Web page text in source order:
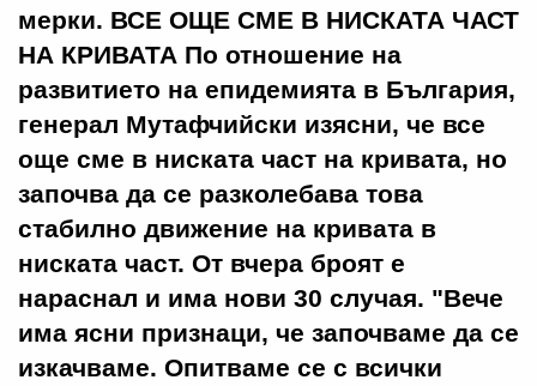
мерки. ВСЕ ОЩЕ СМЕ В НИСКАТА ЧАСТ
НА КРИВАТА По отношение на
развитието на епидемията в България,
генерал Мутафчийски изясни, че все
още сме в ниската част на кривата, но
започва да се разколебава това
стабилно движение на кривата в
ниската част. От вчера броят е
нараснал и има нови 30 случая. "Вече
има ясни признаци, че започваме да се
изкачваме. Опитваме се с всички